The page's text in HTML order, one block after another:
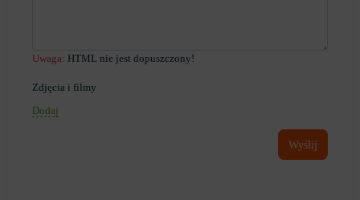
Uwaga: HTML nie jest dopuszczony!
Zdjęcia i filmy
Dodaj
Wyślij